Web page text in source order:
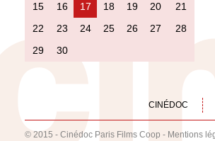
15
16 17 18 19 20
21
22
23 24 25 26 27
28
29
30
CINÉDOC
© 2015 - Cinédoc Paris Films Coop - Mentions